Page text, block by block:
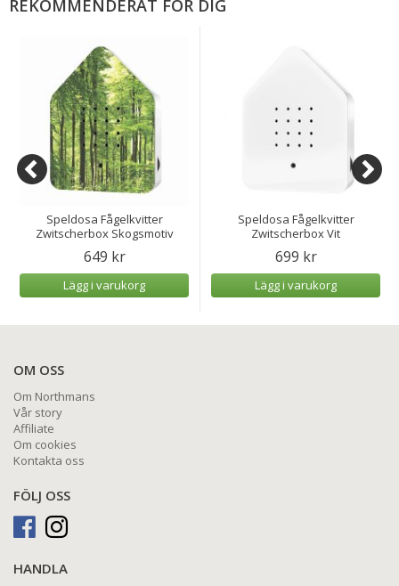
REKOMMENDERAT FÖR DIG
Speldosa Fågelkvitter
Zwitscherbox Skogsmotiv
649 kr
Lägg i varukorg
Speldosa Fågelkvitter
Zwitscherbox Vit
699 kr
Lägg i varukorg
OM OSS
Om Northmans
Vår story
Affiliate
Om cookies
Kontakta oss
FÖLJ OSS
HANDLA